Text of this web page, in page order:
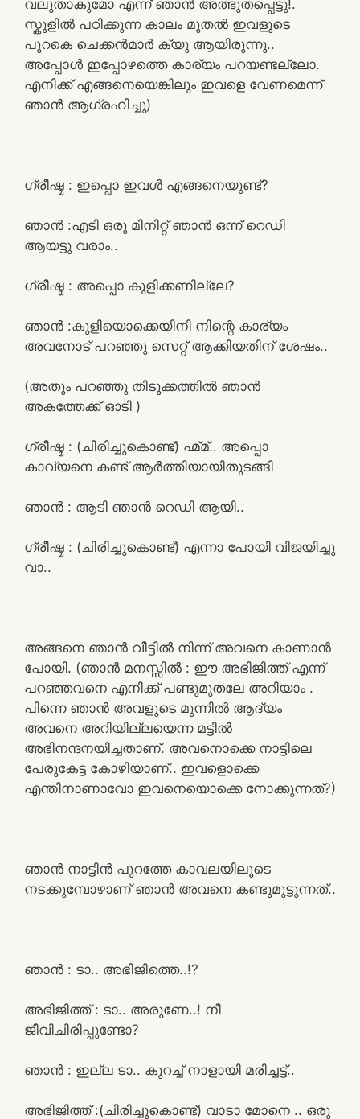
വലുതാകുമോ എന്ന് ഞാൻ അത്ഭുതപ്പെട്ടു!.
സ്കൂളിൽ പഠിക്കുന്ന കാലം മുതൽ ഇവളുടെ
പുറകെ ചെക്കൻമാർ ക്യു ആയിരുന്നു..
അപ്പോൾ ഇപ്പോഴത്തെ കാര്യം പറയണ്ടല്ലോ.
എനിക്ക് എങ്ങനെയെങ്കിലും ഇവളെ വേണമെന്ന്
ഞാൻ ആഗ്രഹിച്ചു)
ഗ്രീഷ്മ : ഇപ്പൊ ഇവൾ എങ്ങനെയുണ്ട്?
ഞാൻ :എടി ഒരു മിനിറ്റ് ഞാൻ ഒന്ന് റെഡി
ആയട്ടു വരാം..
ഗ്രീഷ്മ : അപ്പൊ കുളിക്കണില്ലേ?
ഞാൻ :കുളിയൊക്കെയിനി നിന്റെ കാര്യം
അവനോട് പറഞ്ഞു സെറ്റ് ആക്കിയതിന് ശേഷം..
(അതും പറഞ്ഞു തിടുക്കത്തിൽ ഞാൻ
അകത്തേക്ക് ഓടി )
ഗ്രീഷ്മ : (ചിരിച്ചുകൊണ്ട്) ഹ്മ്മ്.. അപ്പൊ
കാവ്യനെ കണ്ട് ആർത്തിയായിതുടങ്ങി
ഞാൻ : ആടി ഞാൻ റെഡി ആയി..
ഗ്രീഷ്മ : (ചിരിച്ചുകൊണ്ട്) എന്നാ പോയി വിജയിച്ചു
വാ..
അങ്ങനെ ഞാൻ വീട്ടിൽ നിന്ന് അവനെ കാണാൻ
പോയി. (ഞാൻ മനസ്സിൽ : ഈ അഭിജിത്ത് എന്ന്
പറഞ്ഞവനെ എനിക്ക് പണ്ടുമുതലേ അറിയാം .
പിന്നെ ഞാൻ അവളുടെ മുന്നിൽ ആദ്യം
അവനെ അറിയില്ലയെന്ന മട്ടിൽ
അഭിനന്ദനയിച്ചതാണ്. അവനൊക്കെ നാട്ടിലെ
പേരുകേട്ട കോഴിയാണ്.. ഇവളൊക്കെ
എന്തിനാണാവോ ഇവനെയൊക്കെ നോക്കുന്നത്?)
ഞാൻ നാട്ടിൻ പുറത്തേ കാവലയിലൂടെ
നടക്കുമ്പോഴാണ് ഞാൻ അവനെ കണ്ടുമുട്ടുന്നത്..
ഞാൻ : ടാ.. അഭിജിത്തെ..!?
അഭിജിത്ത് : ടാ.. അരുണേ..! നീ
ജീവിചിരിപ്പുണ്ടോ?
ഞാൻ : ഇല്ല ടാ.. കുറച്ച് നാളായി മരിച്ചട്ട്..
അഭിജിത്ത് :(ചിരിച്ചുകൊണ്ട്) വാടാ മോനെ .. ഒരു